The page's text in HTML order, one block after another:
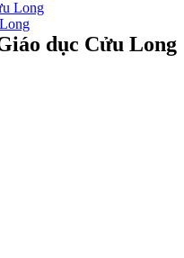
dục Cửu Long